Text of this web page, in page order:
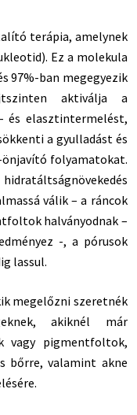
terápia, amelynek
Ez a molekula
97%-ban megegyezik
aktiválja a
és elasztintermelést,
a gyulladást és
folyamatokat.
válik – a ráncok
halványodnak –
-, a pórusok
lassul.
megelőzni szeretnék
akiknél már
vagy pigmentfoltok,
bőrre, valamint akne